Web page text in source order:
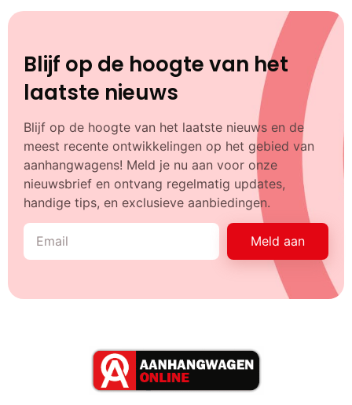
Blijf op de hoogte van het
laatste nieuws
Blijf op de hoogte van het laatste nieuws en de
meest recente ontwikkelingen op het gebied van
aanhangwagens! Meld je nu aan voor onze
nieuwsbrief en ontvang regelmatig updates,
handige tips, en exclusieve aanbiedingen.
Meld aan